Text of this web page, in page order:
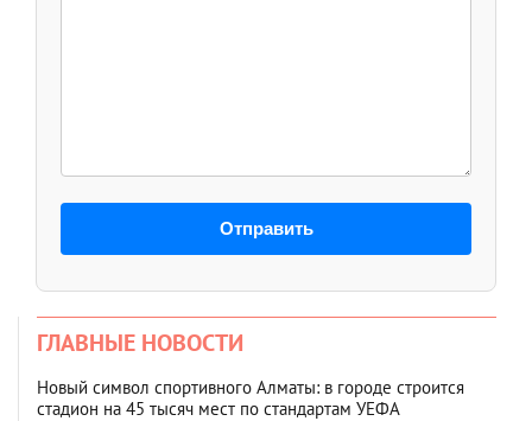
Отправить
ГЛАВНЫЕ НОВОСТИ
Новый символ спортивного Алматы: в городе строится
стадион на 45 тысяч мест по стандартам УЕФА